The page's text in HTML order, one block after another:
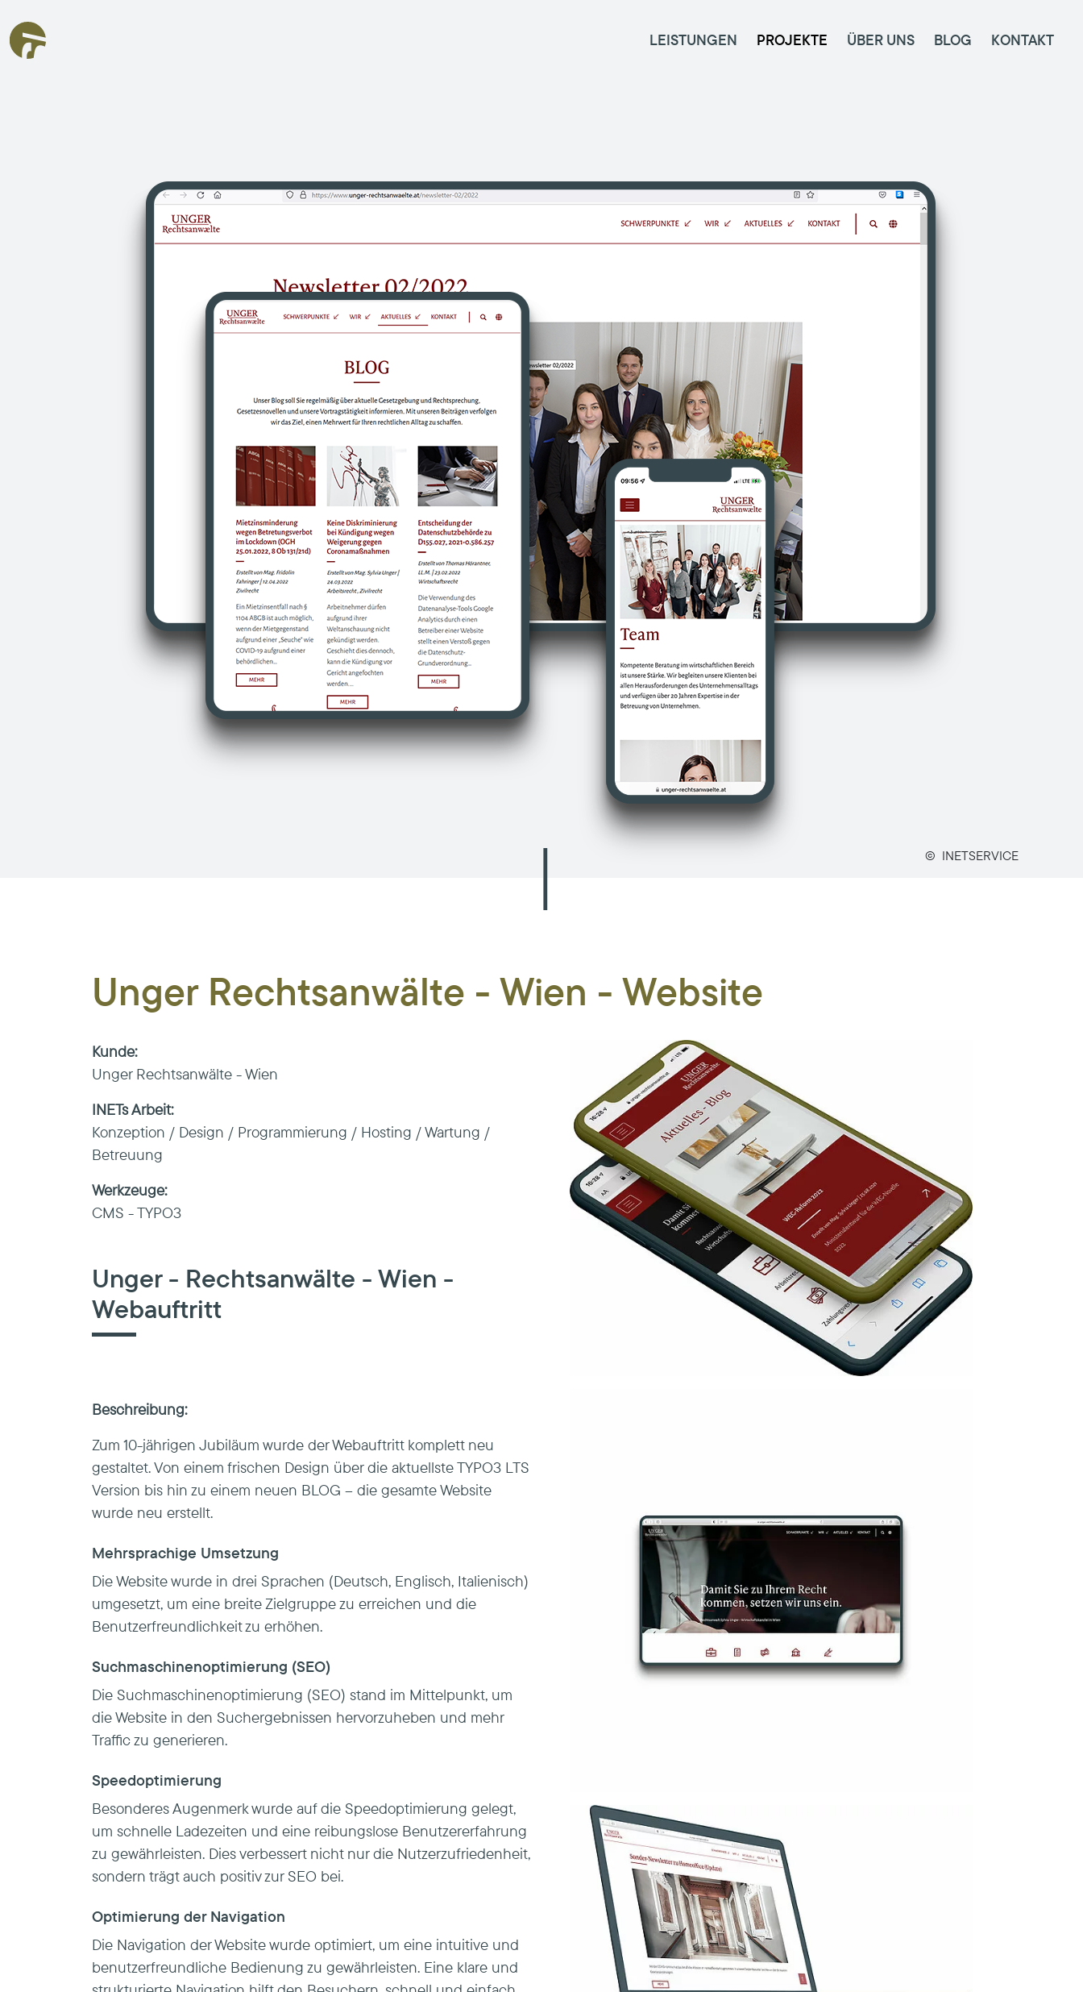
LEISTUNGEN PROJEKTE ÜBER UNS BLOG KONTAKT
© INETSERVICE
Unger Rechtsanwälte - Wien - Website
Kunde:
Unger Rechtsanwälte - Wien
INETs Arbeit:
Konzeption / Design / Programmierung / Hosting / Wartung /
Betreuung
Werkzeuge:
CMS - TYPO3
Unger - Rechtsanwälte - Wien -
Webauftritt
Beschreibung:
Zum 10-jährigen Jubiläum wurde der Webauftritt komplett neu
gestaltet. Von einem frischen Design über die aktuellste TYPO3 LTS
Version bis hin zu einem neuen BLOG – die gesamte Website
wurde neu erstellt.
Mehrsprachige Umsetzung
Die Website wurde in drei Sprachen (Deutsch, Englisch, Italienisch)
umgesetzt, um eine breite Zielgruppe zu erreichen und die
Benutzerfreundlichkeit zu erhöhen.
Suchmaschinenoptimierung (SEO)
Die Suchmaschinenoptimierung (SEO) stand im Mittelpunkt, um
die Website in den Suchergebnissen hervorzuheben und mehr
Traffic zu generieren.
Speedoptimierung
Besonderes Augenmerk wurde auf die Speedoptimierung gelegt,
um schnelle Ladezeiten und eine reibungslose Benutzererfahrung
zu gewährleisten. Dies verbessert nicht nur die Nutzerzufriedenheit,
sondern trägt auch positiv zur SEO bei.
Optimierung der Navigation
Die Navigation der Website wurde optimiert, um eine intuitive und
benutzerfreundliche Bedienung zu gewährleisten. Eine klare und